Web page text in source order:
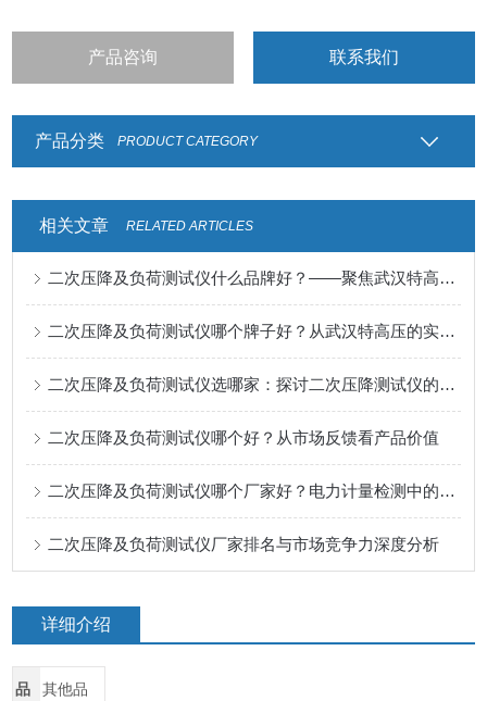
产品咨询 联系我们
产品分类 PRODUCT CATEGORY
相关文章 RELATED ARTICLES
二次压降及负荷测试仪什么品牌好？——聚焦武汉特高压电力科技的产品实践
二次压降及负荷测试仪哪个牌子好？从武汉特高压的实践说起
二次压降及负荷测试仪选哪家：探讨二次压降测试仪的关键性能与应用价值
二次压降及负荷测试仪哪个好？从市场反馈看产品价值
二次压降及负荷测试仪哪个厂家好？电力计量检测中的应用观察与性能分析
二次压降及负荷测试仪厂家排名与市场竞争力深度分析
详细介绍
品
其他品